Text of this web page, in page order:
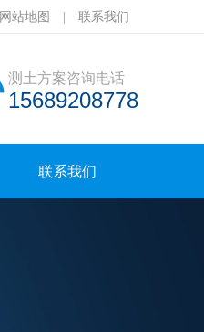
网站地图 联系我们
测土方案咨询电话
15689208778
联系我们